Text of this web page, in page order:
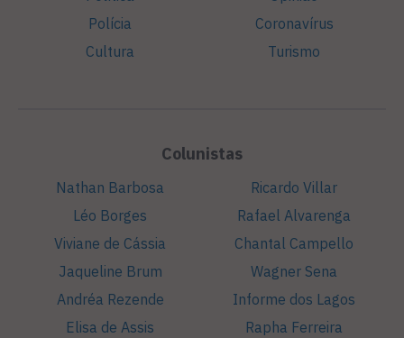
Polícia
Cultura
Coronavírus
Turismo
Colunistas
Nathan Barbosa
Léo Borges
Viviane de Cássia
Jaqueline Brum
Andréa Rezende
Elisa de Assis
Ricardo Villar
Rafael Alvarenga
Chantal Campello
Wagner Sena
Informe dos Lagos
Rapha Ferreira